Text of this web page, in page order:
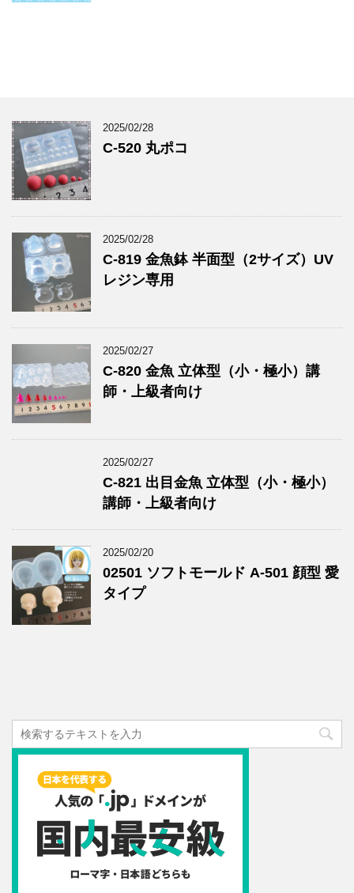
2025/02/28
C-520 丸ポコ
2025/02/28
C-819 金魚鉢 半面型（2サイズ）UV
レジン専用
2025/02/27
C-820 金魚 立体型（小・極小）講
師・上級者向け
2025/02/27
C-821 出目金魚 立体型（小・極小）
講師・上級者向け
2025/02/20
02501 ソフトモールド A-501 顔型 愛
タイプ